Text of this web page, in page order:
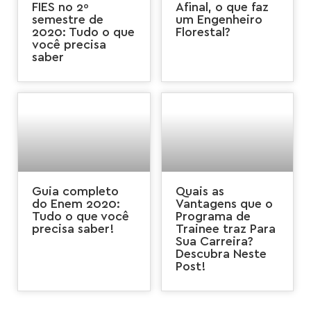
FIES no 2º
semestre de
2020: Tudo o que
você precisa
saber
Afinal, o que faz
um Engenheiro
Florestal?
Guia completo
do Enem 2020:
Tudo o que você
precisa saber!
Quais as
Vantagens que o
Programa de
Trainee traz Para
Sua Carreira?
Descubra Neste
Post!